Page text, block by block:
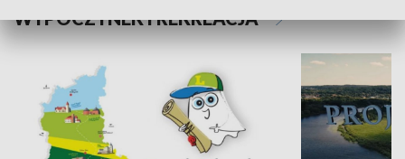
WYPOCZYNEK I REKREACJA